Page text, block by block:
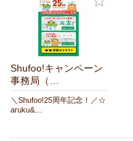
Shufoo!キャンペーン
事務局（…
＼Shufoo!25周年記念！／☆
aruku&…